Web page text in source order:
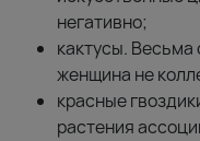
негативно;
кактусы. Весьма
женщина не
красные
растения